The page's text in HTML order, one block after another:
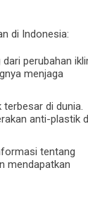
di Indonesia:
perubahan
menjaga
di dunia.
anti-plastik
tentang
mendapatkan